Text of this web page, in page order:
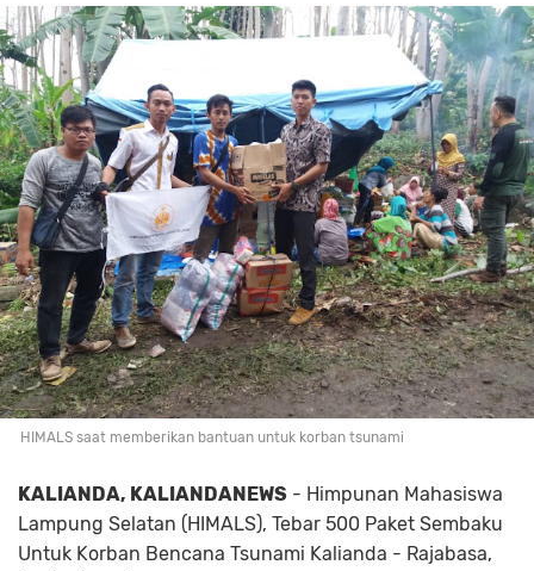
HIMALS saat memberikan bantuan untuk korban tsunami
KALIANDA, KALIANDANEWS - Himpunan Mahasiswa
Lampung Selatan (HIMALS), Tebar 500 Paket Sembaku
Untuk Korban Bencana Tsunami Kalianda - Rajabasa,